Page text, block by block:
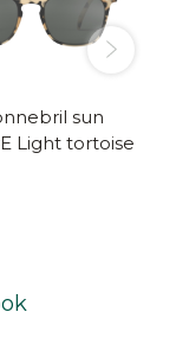
sun
#E Light tortoise